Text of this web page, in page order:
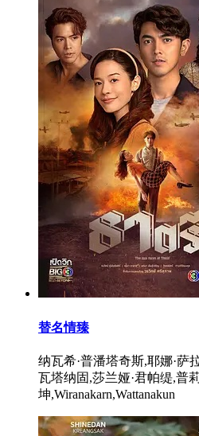
替名情臻
纳瓦希·普潘塔奇斯,耶娜·萨
瓦塔纳固,莎兰娅·君帕缇,普
坤,Wiranakarn,Wattanakun